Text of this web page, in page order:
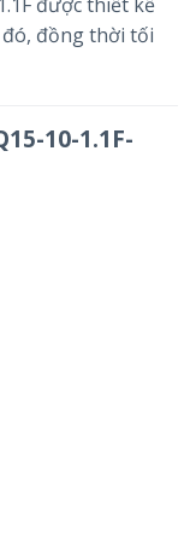
đồng thời tối
10-1.1F-